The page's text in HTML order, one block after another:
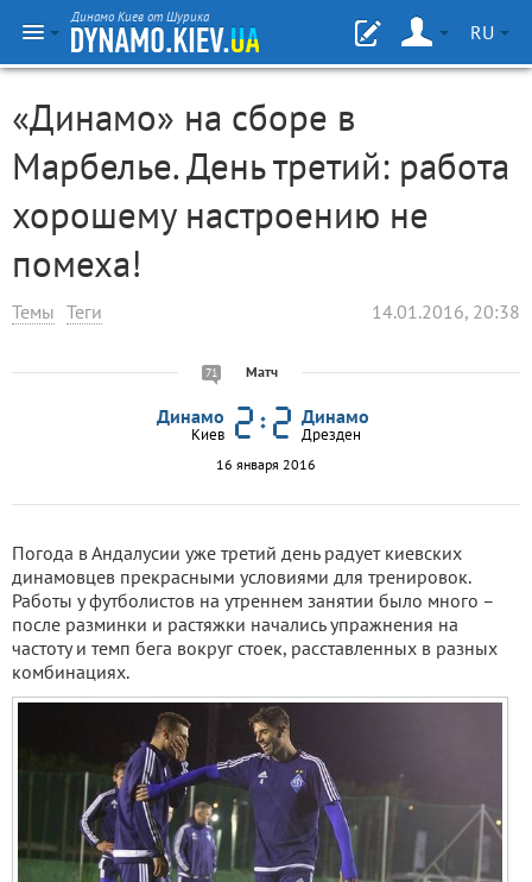
Динамо Киев от Шурика
RU
«Динамо» на сборе в
Марбелье. День третий: работа
хорошему настроению не
помеха!
Темы Теги 14.01.2016, 20:38
71 Матч
Динамо
Киев
Динамо
Дрезден
16 января 2016
Погода в Андалусии уже третий день радует киевских
динамовцев прекрасными условиями для тренировок.
Работы у футболистов на утреннем занятии было много –
после разминки и растяжки начались упражнения на
частоту и темп бега вокруг стоек, расставленных в разных
комбинациях.